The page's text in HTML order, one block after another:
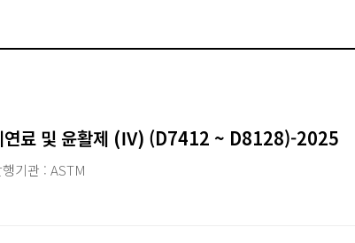
연료 및 윤활제 (Ⅳ) (D7412 ~ D8128)-2025
행기관 : ASTM